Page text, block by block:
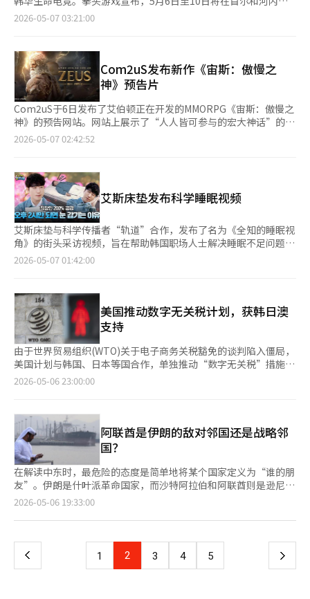
户。Starbreeze则借助Krafton的广泛用户基础，扩大PAYDAY的
影响力。未来的关键在于限时模式的完成度和重玩性。IP合作模式
职业角色和策略性足够强，绝地求生有望从大逃杀进化为合作射击
平台。PAYDAY模式将于5月13日至6月10日限时开放。Krafton计
划根据用户反馈和停留指标，考虑扩大类似合作模式和外部IP合
作。Krafton相关人士表示：“‘PAYDAY’模式是将绝地求生独
特的战斗体验与合作抢劫玩法相结合的新尝试，通过与
Starbreeze的合作和070 Shake的原创音乐，带来了不同的体
验。”※ 本报道经人工智能（AI）系统翻译与编辑。
使核心业务的利润增长更清晰地反映在合并业绩中。治理结构的简
化也在同步进行。Kakao的合并子公司数量已减少至93家，Kakao
委员会的企业合并审查，合并子公司数量可能进一步减少。Kakao
缩减规模的背景是复杂的子公司结构和降低的盈利能力所带来的市
场压力。Kakao曾通过积极扩展业务，涉足平台、金融、内容、出
行、游戏、医疗等多个领域。然而，部分业务的亏损和重复投资增
加，使得恢复核心业务竞争力和提高成本效率成为当务之急。第一
季度业绩开始反映这些重组效果。Kakao第一季度合并收入为
1.9421万亿韩元，营业利润为2114亿韩元。收入同比增长11%，
营业利润增长66%，均创下历史同期最高。以Talk Biz为中心的平
告、商务、支付等核心业务的同时，推进Agentic AI平台转型。通
过投资组合的优化，Kakao计划将资源集中于Kakao Talk和AI的
竞争力提升。关键在于重组后的增长动力。虽然剥离子公司损失可
以短期改善盈利能力，但长期来看，Kakao Talk和AI业务需要创
造新的收入来源。Kakao能否将拥有5000万用户基础的
Messenger转型为AI代理平台，并与广告、商务、搜索、支付服务
结合，是关键所在。申钟焕表示：“2026年将进入投资组合优化
效果全面反映的阶段。今年将继续加强Kakao Talk和AI的竞争
行2026 LCK常规赛第六周的比赛，其中包括LCK首次海外团队巡
生命电竞。9日还将举办结合音乐表演和粉丝体验的活动。这是
LCK首次在海外举办巡演和常规赛。Kiwoom DRX最近状态回升，
5月2日以2比0战胜Nongshim RedForce，结束五连败。中单选
手“Yukal”孙宇贤在两局比赛中共取得21次击杀，首次获得
POM。河内当地粉丝的支持对Kiwoom DRX的表现影响值得关
注。第六周的另一场关键比赛是T1与Dplus Kia的对决。两队在前
五周保持相同的胜负记录，目前均为6胜4负，此次对决可能决定他
们的排名。Dplus Kia今年对T1表现强劲，在LCK杯季后赛中逆转
KT Rolster，10日对阵T1，比赛结果可能影响其重返前三的机
会。KT Rolster的反弹也备受关注。KT在开赛后取得八连胜，但
在第五周连败给韩华生命电竞和Hanjin Brion。第六周将对阵
Dplus Kia和BNK Peax，KT需要恢复状态以争夺第一。中单对决
也是焦点。KT的“BDD”郭宝成将在对阵Dplus Kia时迎战LCK出
战700场的“ShowMaker”许秀。9日的周六对决中，BNK Peax
的“Vikla”李大光将对阵老东家KT。业内人士认为，此次河内巡
演是LCK全球化的重要节点。LCK已拥有全球粉丝，但在海外举办
赛事。关键在于比赛表现和当地反响。Kiwoom DRX若能在河内
延续良好状态，将提升品牌和LCK的国际影响力。反之，与强队的
差距可能影响活动的成功与否。T1、Dplus Kia和KT Rolster的排
名竞争也将使第六周成为常规赛的关键时刻。※ 本报道经人工智
能（AI）系统翻译与编辑。
2026-05-07 03:21:00
Com2uS发布新作《宙斯：傲慢之
神》预告片
Com2uS于6日发布了艾伯顿正在开发的MMORPG《宙斯：傲慢之
神》的预告网站。网站上展示了“人人皆可参与的宏大神话”的口
号和28秒的预告片。Com2uS表示，这个口号体现了游戏让每个人
展现了游戏的氛围。《宙斯：傲慢之神》以希腊神话中的宙斯为基
础，但进行了重新诠释。故事讲述了因宙斯的傲慢导致世界裂变，
众神候选者围绕潘多拉魔盒、十二泰坦神、克罗诺斯复活展开的旅
程。艾伯顿计划在第三季度推出这款游戏。Com2uS通过发布预告
网站，正式启动了营销活动。Com2uS在艾伯顿成立时进行了战略
投资，并签署了新作的发行协议。艾伯顿由前Nexon高管金大焕于
2024年2月创立，他曾负责《冒险岛》海外开发，并在2019年起领
导Nexon新开发总部，推出了《Pracia Chronicles》和《Dave
伯顿的开发实力，使《宙斯：傲慢之神》在全球市场取得成功。
Com2uS相关人士表示：“我们将通过预告网站和官方渠道，逐步
公开《宙斯：傲慢之神》的世界观、主要内容和服务信息。”※
本报道经人工智能（AI）系统翻译与编辑。
2026-05-07 02:42:52
艾斯床垫发布科学睡眠视频
艾斯床垫与科学传播者“轨道”合作，发布了名为《全知的睡眠视
角》的街头采访视频，旨在帮助韩国职场人士解决睡眠不足问题。
据艾斯床垫6日介绍，该视频通过与现代人交流，探讨他们的睡眠
以“奇妙科学国度ACE”的睡眠科学研究所所长“轨所长”身份出
现，分析职场人士午餐后困倦的原因，并提供科学睡眠建议。在延
南洞京义线森林路，他为生活方式不同、睡眠模式不规律的年轻人
提供定制解决方案。视频通过有趣的互动设计吸引观众，包括与市
民一起进行的“打败轨所长”游戏、解答睡眠误区的“选择题
·OX问答”、以及在短时间内传递核心信息的“5字·30秒睡眠解
决方案”等。在场地转换时，使用“移动睡眠工程研究所”车辆，
介绍通过先进测量设备推荐定制床垫的服务。艾斯床垫与轨道的合
学》上首次亮相。随后，艾斯床垫选择轨道作为品牌代言人，并于
2024年8月推出电视广告《人人皆知的睡眠公式，床=科学》，以
及2025年3月的数字活动《睡眠保存法则》。根据经济合作与发展
组织（OECD）的统计，韩国人平均每天睡眠时间约为6小时30分
钟，位于OECD成员国的最低水平，而OECD国家的平均睡眠时间
为8小时22分钟。艾斯床垫相关负责人表示：“我们与科学传播者
轨道合作，将睡眠科学扩展到日常生活中，希望通过此次内容分享
大家都能感同身受的困扰。我们期待通过兼具专业性和趣味性的内
容，能与客户更加紧密地联系。”※ 本报道经人工智能（AI）系统
2026-05-07 01:42:00
美国推动数字无关税计划，获韩日澳
支持
由于世界贸易组织(WTO)关于电子商务关税豁免的谈判陷入僵局，
美国计划与韩国、日本等国合作，单独推动“数字无关税”措施。
路透社5日报道，WTO常驻外交官表示，在6日于瑞士日内瓦举行
员国之间达成协议，互不对电子传输征收关税。草案中提到，从8
日起，作为共同提案国，我们将继续不对彼此的电子传输征税。一
位高级外交官对路透社表示，如果WTO一般理事会没有变化，美
国计划基于韩国、日本、澳大利亚、新西兰等国的支持，推进这一
多边协议。路透社称，目前尚不清楚多少WTO成员国将共同参与
美国的数字无关税提案。被称为数字无关税的电子商务暂缓征税措
施自1998年WTO部长级会议首次通过后，定期更新。该措施禁止
对音乐、电影流媒体、软件下载等跨境电子传输征税。然而，今年
3月在喀麦隆雅温得举行的WTO高级别会议上，暂缓征税的延期未
败，使得这一多边国际贸易机制失效。美国、欧盟、加拿大、日本
等数字经济规模大的WTO成员国一直主张永久化这一措施，以确
2026-05-06 23:00:00
阿联酋是伊朗的敌对邻国还是战略邻
国？
在解读中东时，最危险的态度是简单地将某个国家定义为“谁的朋
友”。伊朗是什叶派革命国家，而沙特阿拉伯和阿联酋则是逊尼派
海湾君主国。以色列是伊朗最大的安全敌国，美国是海湾君主国的
什叶派对抗逊尼派，波斯对抗阿拉伯，革命共和国对抗君主国家。
当今中东秩序的复杂性和计算性。最近，伊朗军队对阿联酋的攻击
声明被阿联酋方面否认，但同时警告称，如果在阿联酋领土上针对
2026-05-06 19:33:00
上
页
1 2 3 4 5 下